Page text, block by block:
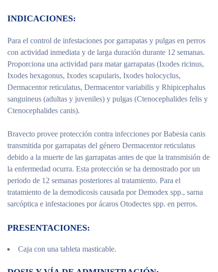
INDICACIONES:
Para el control de infestaciones por garrapatas y pulgas en perros
con actividad inmediata y de larga duración durante 12 semanas.
Proporciona una actividad para matar garrapatas (Ixodes ricinus,
Ixodes hexagonus, Ixodes scapularis, Ixodes holocyclus,
Dermacentor reticulatus, Dermacentor variabilis y Rhipicephalus
sanguineus (adultas y juveniles) y pulgas (Ctenocephalides felis y
Ctenocephalides canis).
Bravecto provee protección contra infecciones por Babesia canis
transmitida por garrapatas del género Dermacentor reticulatus
debido a la muerte de las garrapatas antes de que la transmisión de
la enfermedad ocurra. Esta protección se ha demostrado por un
periodo de 12 semanas posteriores al tratamiento. Para el
tratamiento de la demodicosis causada por Demodex spp., sarna
sarcóptica e infestaciones por ácaros Otodectes spp. en perros.
PRESENTACIONES:
Caja con una tableta masticable.